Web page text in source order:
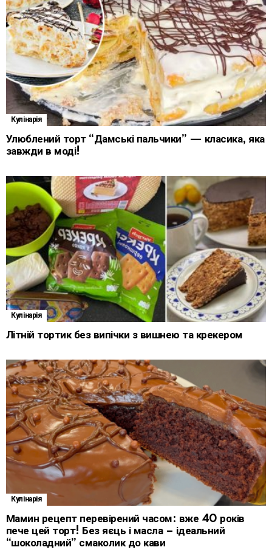
Кулінарія
Улюблений торт “Дамські пальчики” — класика, яка
завжди в моді!
Кулінарія
Літній тортик без випічки з вишнею та крекером
Кулінарія
Мамин рецепт перевірений часом: вже 40 років
пече цей торт! Без яєць і масла – ідеальний
“шоколадний” смаколик до кави